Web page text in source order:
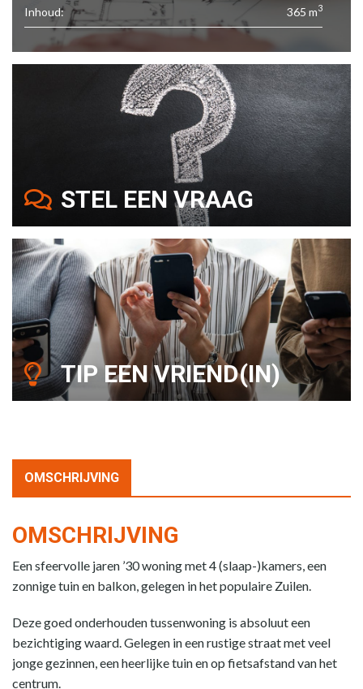
Inhoud: 365 m3
STEL EEN VRAAG
TIP EEN VRIEND(IN)
OMSCHRIJVING
OMSCHRIJVING
Een sfeervolle jaren ’30 woning met 4 (slaap-)kamers, een
zonnige tuin en balkon, gelegen in het populaire Zuilen.
Deze goed onderhouden tussenwoning is absoluut een
bezichtiging waard. Gelegen in een rustige straat met veel
jonge gezinnen, een heerlijke tuin en op fietsafstand van het
centrum.